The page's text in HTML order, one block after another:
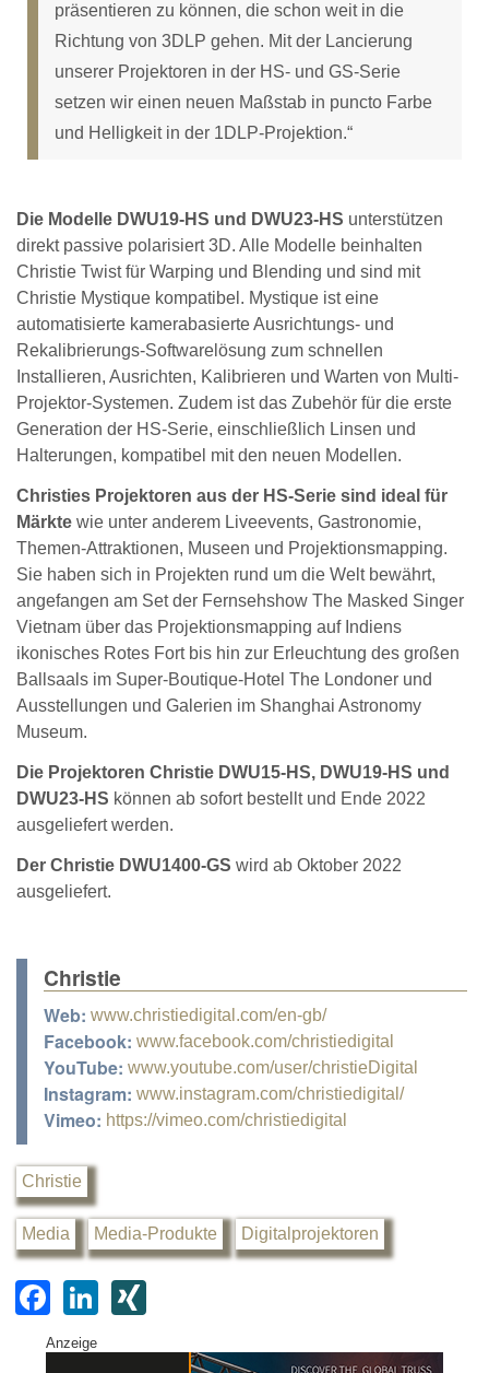
präsentieren zu können, die schon weit in die
Richtung von 3DLP gehen. Mit der Lancierung
unserer Projektoren in der HS- und GS-Serie
setzen wir einen neuen Maßstab in puncto Farbe
und Helligkeit in der 1DLP-Projektion.“
Die Modelle DWU19-HS und DWU23-HS unterstützen
direkt passive polarisiert 3D. Alle Modelle beinhalten
Christie Twist für Warping und Blending und sind mit
Christie Mystique kompatibel. Mystique ist eine
automatisierte kamerabasierte Ausrichtungs- und
Rekalibrierungs-Softwarelösung zum schnellen
Installieren, Ausrichten, Kalibrieren und Warten von Multi-
Projektor-Systemen. Zudem ist das Zubehör für die erste
Generation der HS-Serie, einschließlich Linsen und
Halterungen, kompatibel mit den neuen Modellen.
Christies Projektoren aus der HS-Serie sind ideal für
Märkte wie unter anderem Liveevents, Gastronomie,
Themen-Attraktionen, Museen und Projektionsmapping.
Sie haben sich in Projekten rund um die Welt bewährt,
angefangen am Set der Fernsehshow The Masked Singer
Vietnam über das Projektionsmapping auf Indiens
ikonisches Rotes Fort bis hin zur Erleuchtung des großen
Ballsaals im Super-Boutique-Hotel The Londoner und
Ausstellungen und Galerien im Shanghai Astronomy
Museum.
Die Projektoren Christie DWU15-HS, DWU19-HS und
DWU23-HS können ab sofort bestellt und Ende 2022
ausgeliefert werden.
Der Christie DWU1400-GS wird ab Oktober 2022
ausgeliefert.
Christie
Web: www.christiedigital.com/en-gb/
Facebook: www.facebook.com/christiedigital
YouTube: www.youtube.com/user/christieDigital
Instagram: www.instagram.com/christiedigital/
Vimeo: https://vimeo.com/christiedigital
Christie
Media Media-Produkte Digitalprojektoren
F
a
c
Li
k
G
Anzeige